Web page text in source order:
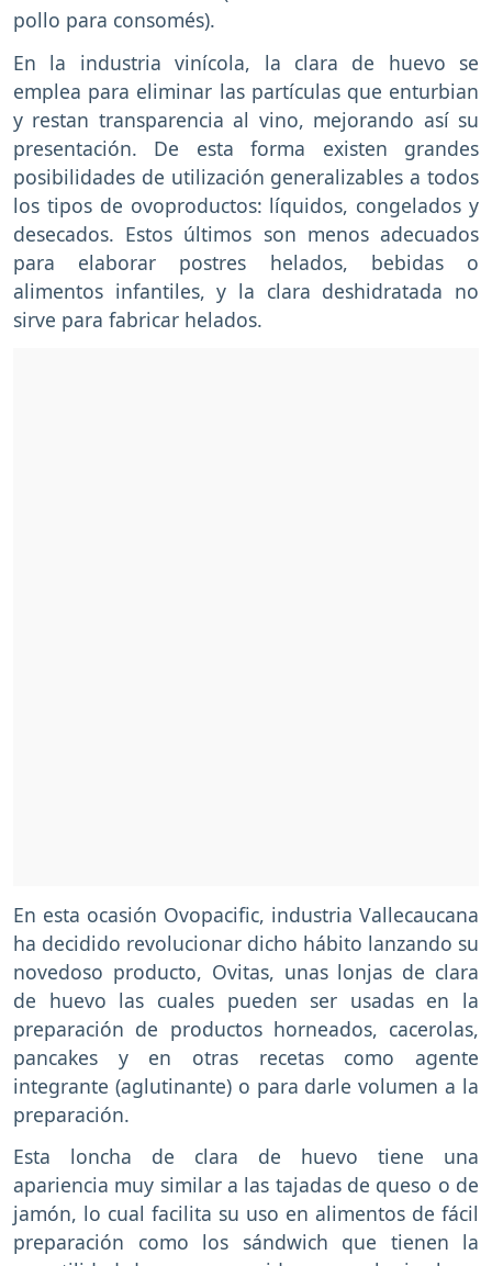
pollo para consomés).
En la industria vinícola, la clara de huevo se
emplea para eliminar las partículas que enturbian
y restan transparencia al vino, mejorando así su
presentación. De esta forma existen grandes
posibilidades de utilización generalizables a todos
los tipos de ovoproductos: líquidos, congelados y
desecados. Estos últimos son menos adecuados
para elaborar postres helados, bebidas o
alimentos infantiles, y la clara deshidratada no
sirve para fabricar helados.
En esta ocasión Ovopacific, industria Vallecaucana
ha decidido revolucionar dicho hábito lanzando su
novedoso producto, Ovitas, unas lonjas de clara
de huevo las cuales pueden ser usadas en la
preparación de productos horneados, cacerolas,
pancakes y en otras recetas como agente
integrante (aglutinante) o para darle volumen a la
preparación.
Esta loncha de clara de huevo tiene una
apariencia muy similar a las tajadas de queso o de
jamón, lo cual facilita su uso en alimentos de fácil
preparación como los sándwich que tienen la